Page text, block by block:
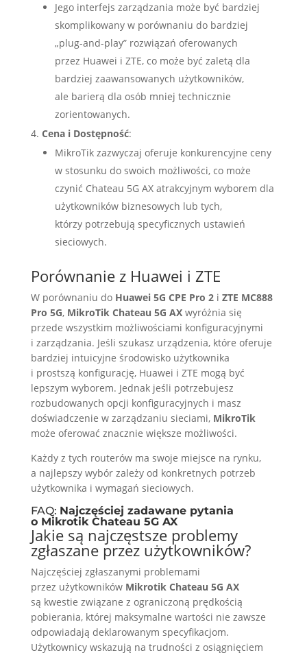
Jego interfejs zarządzania może być bardziej
skomplikowany w porównaniu do bardziej
„plug-and-play” rozwiązań oferowanych
przez Huawei i ZTE, co może być zaletą dla
bardziej zaawansowanych użytkowników,
ale barierą dla osób mniej technicznie
zorientowanych.
Cena i Dostępność:
MikroTik zazwyczaj oferuje konkurencyjne ceny
w stosunku do swoich możliwości, co może
czynić Chateau 5G AX atrakcyjnym wyborem dla
użytkowników biznesowych lub tych,
którzy potrzebują specyficznych ustawień
sieciowych.
Porównanie z Huawei i ZTE
W porównaniu do Huawei 5G CPE Pro 2i ZTE MC888
Pro 5G, MikroTik Chateau 5G AXwyróżnia się
przede wszystkim możliwościami konfiguracyjnymi
i zarządzania. Jeśli szukasz urządzenia, które oferuje
bardziej intuicyjne środowisko użytkownika
i prostszą konfigurację, Huawei i ZTE mogą być
lepszym wyborem. Jednak jeśli potrzebujesz
rozbudowanych opcji konfiguracyjnych i masz
doświadczenie w zarządzaniu sieciami, MikroTik
może oferować znacznie większe możliwości.
Każdy z tych routerów ma swoje miejsce na rynku,
a najlepszy wybór zależy od konkretnych potrzeb
użytkownika i wymagań sieciowych.
FAQ: Najczęściej zadawane pytania
o Mikrotik Chateau 5G AX
Jakie są najczęstsze problemy
zgłaszane przez użytkowników?
Najczęściej zgłaszanymi problemami
przez użytkowników Mikrotik Chateau 5G AX
są kwestie związane z ograniczoną prędkością
pobierania, której maksymalne wartości nie zawsze
odpowiadają deklarowanym specyfikacjom.
Użytkownicy wskazują na trudności z osiągnięciem